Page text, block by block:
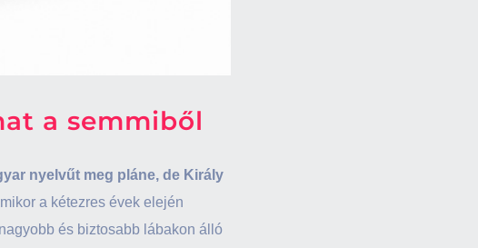
a semmiből
nyelvűt meg pláne, de Király
a kétezres évek elején
és biztosabb lábakon álló